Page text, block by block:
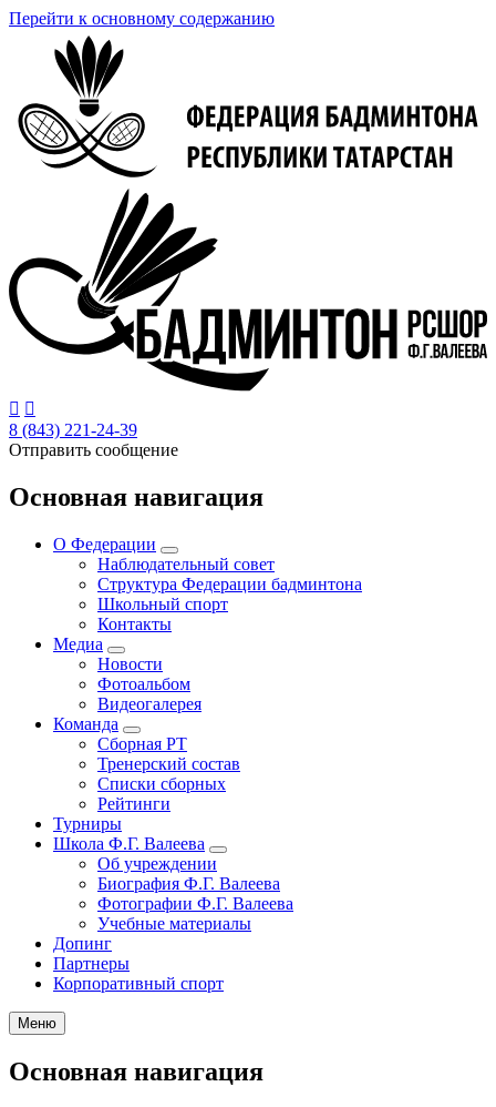
Перейти к основному содержанию
 
8 (843) 221-24-39
Отправить сообщение
Основная навигация
О Федерации
Наблюдательный совет
Структура Федерации бадминтона
Школьный спорт
Контакты
Медиа
Новости
Фотоальбом
Видеогалерея
Команда
Сборная РТ
Тренерский состав
Списки сборных
Рейтинги
Турниры
Школа Ф.Г. Валеева
Об учреждении
Биография Ф.Г. Валеева
Фотографии Ф.Г. Валеева
Учебные материалы
Допинг
Партнеры
Корпоративный спорт
Меню
Основная навигация